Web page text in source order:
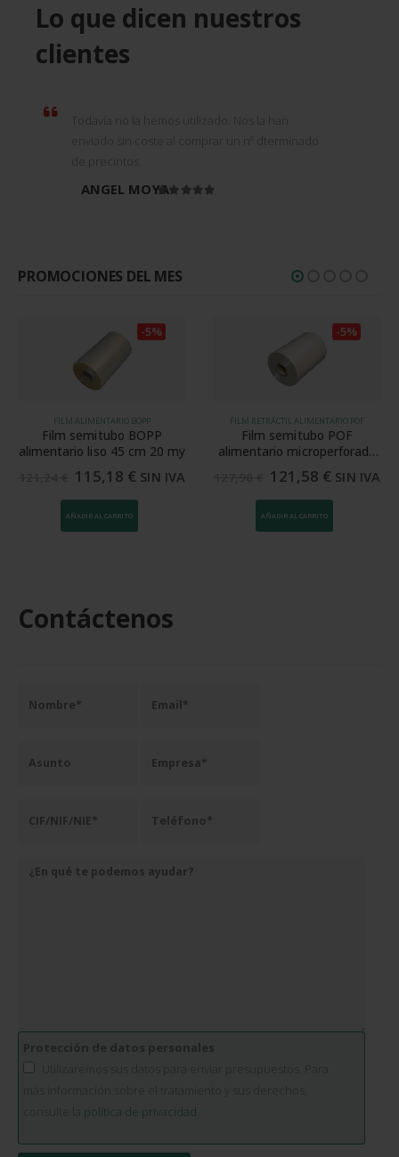
Lo que dicen nuestros
clientes
Todavía no la hemos utilizado. Nos la han
enviado sin coste al comprar un nº dterminado
de precintos.
ANGEL MOYA
PROMOCIONES DEL MES
FILM ALIMENTARIO BOPP
Film semitubo BOPP
alimentario liso 45 cm 20 my
115,18 € SIN IVA
-5%
AÑADIR AL CARRITO
FILM RETRÁCTIL ALIMENTARIO POF
Film semitubo POF
alimentario microperforado
35 cm 15 my
121,58 € SIN IVA
-5%
AÑADIR AL CARRITO
Contáctenos
política de privacidad